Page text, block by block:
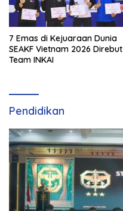
7 Emas di Kejuaraan Dunia
SEAKF Vietnam 2026 Direbut
Team INKAI
Pendidikan